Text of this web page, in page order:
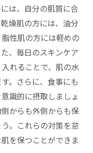
は、自分の肌質に合
燥肌の方には、油分
性肌の方には軽めの
、毎日のスキンケア
れることで、肌の水
。さらに、食事にも
識的に摂取しましょ
からも外側からも保
。これらの対策を怠
を保つことができま